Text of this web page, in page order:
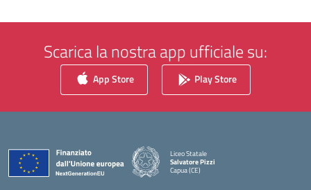
Scarica la nostra app ufficiale su:
App Store Play Store
Liceo Statale
Salvatore Pizzi
Capua (CE)
— Visita la pagina iniziale della scuola